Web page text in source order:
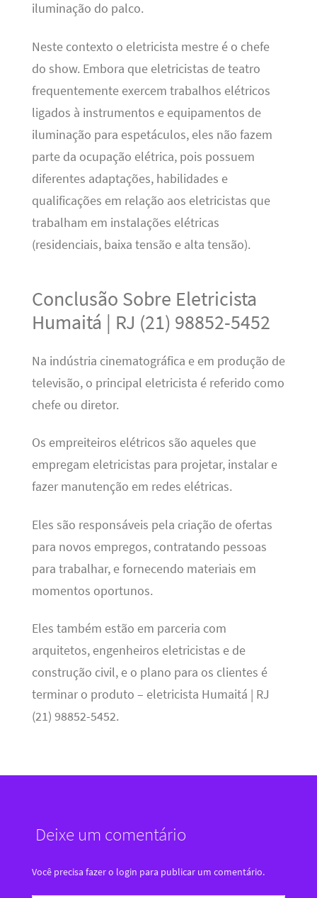
iluminação do palco.
Neste contexto o eletricista mestre é o chefe
do show. Embora que eletricistas de teatro
frequentemente exercem trabalhos elétricos
ligados à instrumentos e equipamentos de
iluminação para espetáculos, eles não fazem
parte da ocupação elétrica, pois possuem
diferentes adaptações, habilidades e
qualificações em relação aos eletricistas que
trabalham em instalações elétricas
(residenciais, baixa tensão e alta tensão).
Conclusão Sobre Eletricista
Humaitá | RJ (21) 98852-5452
Na indústria cinematográfica e em produção de
televisão, o principal eletricista é referido como
chefe ou diretor.
Os empreiteiros elétricos são aqueles que
empregam eletricistas para projetar, instalar e
fazer manutenção em redes elétricas.
Eles são responsáveis pela criação de ofertas
para novos empregos, contratando pessoas
para trabalhar, e fornecendo materiais em
momentos oportunos.
Eles também estão em parceria com
arquitetos, engenheiros eletricistas e de
construção civil, e o plano para os clientes é
terminar o produto – eletricista Humaitá | RJ
(21) 98852-5452.
Deixe um comentário
Você precisa fazer o login para publicar um comentário.